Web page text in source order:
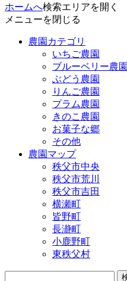
ホームへ検索エリアを開く
メニューを閉じる
農園カテゴリ
いちご農園
ブルーベリー農園
ぶどう農園
りんご農園
プラム農園
きのこ農園
お菓子な郷
その他
農園マップ
秩父市中央
秩父市荒川
秩父市吉田
横瀬町
皆野町
長瀞町
小鹿野町
東秩父村